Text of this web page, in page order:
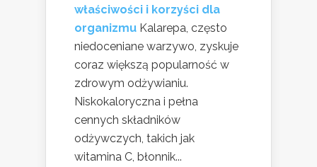
właściwości i korzyści dla
organizmu Kalarepa, często
niedoceniane warzywo, zyskuje
coraz większą popularność w
zdrowym odżywianiu.
Niskokaloryczna i pełna
cennych składników
odżywczych, takich jak
witamina C, błonnik...